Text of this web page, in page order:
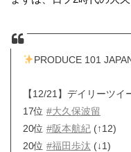
PRODUCE 101
【12/21】デイリーツイ
17位 #大久保波留
20位 #阪本航紀(↑12)
20位 #福田歩汰 (↓1)